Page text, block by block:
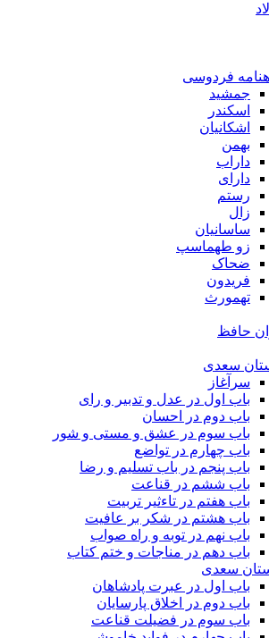
فردوسی
جمشید
اسکندر
اشکانیان
بهمن
داراب
دارای
رستم
زال
ساسانیان
زو طهماسپ‏
ضحاک
فریدون
تهمورث
حافظ
سعدی
سرآغاز
باب اول در عدل و تدبیر و رای
باب دوم در احسان
باب سوم در عشق و مستی و شور
باب چهارم در تواضع
باب پنجم در باب تسلیم و رضا
باب ششم در قناعت
باب هفتم در تاءثیر تربیت
باب هشتم در شکر بر عافیت
باب نهم در توبه و راه صواب
باب دهم در مناجات و ختم کتاب
سعدی
باب اول در عبرت پادشاهان
باب دوم در اخلاق پارسایان
باب سوم در فضیلت قناعت